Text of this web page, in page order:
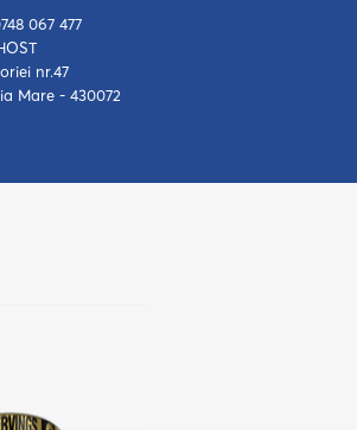
067 477
nr.47
Mare - 430072